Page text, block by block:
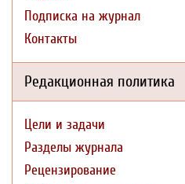
Подписка на журнал
Контакты
Редакционная политика
Цели и задачи
Разделы журнала
Рецензирование